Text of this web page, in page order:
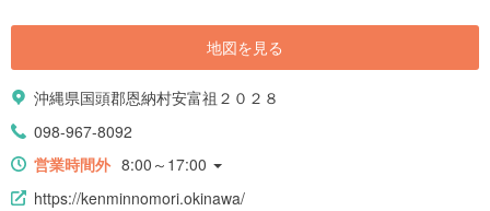
地図を見る
沖縄県国頭郡恩納村安富祖２０２８
098-967-8092
営業時間外 8:00～17:00
https://kenminnomori.okinawa/